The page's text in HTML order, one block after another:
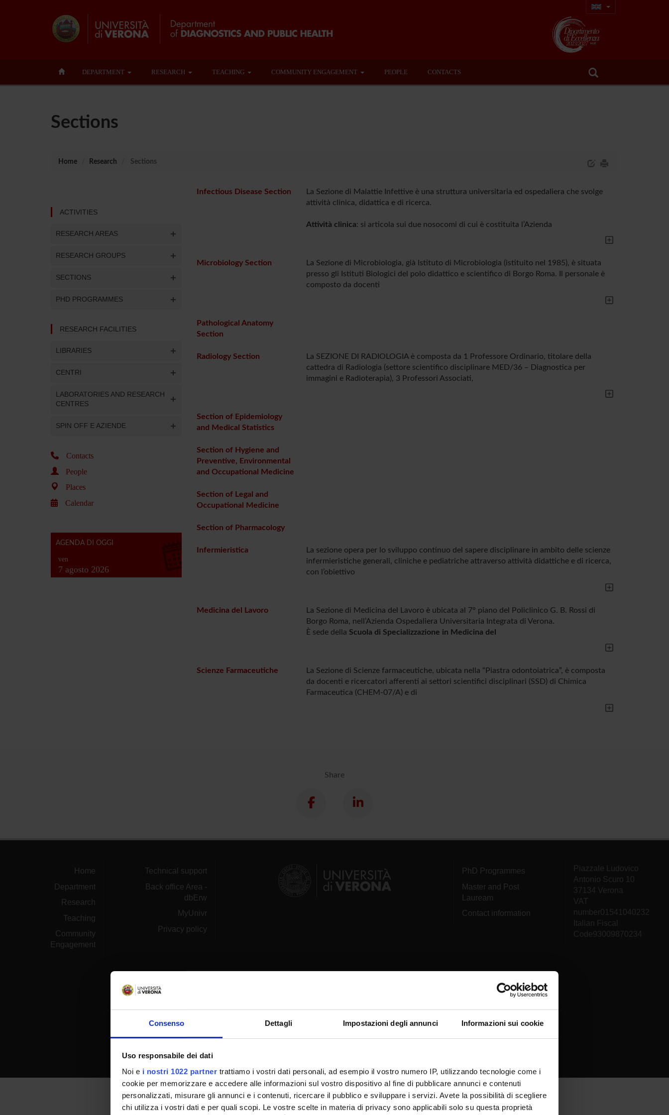
Consenso Dettagli Impostazioni degli annunci Informazioni sui cookie
Uso responsabile dei dati
Noi e i nostri 1022 partner trattiamo i vostri dati personali, ad esempio il vostro numero IP, utilizzando tecnologie come i
cookie per memorizzare e accedere alle informazioni sul vostro dispositivo al fine di pubblicare annunci e contenuti
personalizzati, misurare gli annunci e i contenuti, ricercare il pubblico e sviluppare i servizi. Avete la possibilità di scegliere
chi utilizza i vostri dati e per quali scopi. Le vostre scelte in materia di privacy sono applicabili solo su questa proprietà
DEPARTMENT RESEARCH TEACHING COMMUNITY ENGAGEMENT PEOPLE CONTACTS
Sections
Home Research Sections
ACTIVITIES
RESEARCH AREAS
RESEARCH GROUPS
SECTIONS
PHD PROGRAMMES
RESEARCH FACILITIES
LIBRARIES
CENTRI
LABORATORIES AND RESEARCH
CENTRES
SPIN OFF E AZIENDE
Contacts
People
Places
Calendar
AGENDA DI OGGI
ven
7 agosto 2026
Infectious Disease Section
La Sezione di Malattie Infettive è una struttura universitaria ed ospedaliera che svolge
attività clinica, didattica e di ricerca.
Attività clinica: si articola sui due nosocomi di cui è costituita l’Azienda
Microbiology Section
La Sezione di Microbiologia, già Istituto di Microbiologia (istituito nel 1985), è situata
presso gli Istituti Biologici del polo didattico e scientifico di Borgo Roma. Il personale è
composto da docenti
Pathological Anatomy
Section
Radiology Section
La SEZIONE DI RADIOLOGIA è composta da 1 Professore Ordinario, titolare della
cattedra di Radiologia (settore scientifico disciplinare MED/36 – Diagnostica per
immagini e Radioterapia), 3 Professori Associati,
Section of Epidemiology
and Medical Statistics
Section of Hygiene and
Preventive, Environmental
and Occupational Medicine
Section of Legal and
Occupational Medicine
Section of Pharmacology
Infermieristica
La sezione opera per lo sviluppo continuo del sapere disciplinare in ambito delle scienze
infermieristiche generali, cliniche e pediatriche attraverso attività didattiche e di ricerca,
con l’obiettivo
Medicina del Lavoro
La Sezione di Medicina del Lavoro è ubicata al 7° piano del Policlinico G. B. Rossi di
Borgo Roma, nell’Azienda Ospedaliera Universitaria Integrata di Verona.
È sede della Scuola di Specializzazione in Medicina del
Scienze Farmaceutiche
La Sezione di Scienze farmaceutiche, ubicata nella “Piastra odontoiatrica”, è composta
da docenti e ricercatori afferenti ai settori scientifici disciplinari (SSD) di Chimica
Farmaceutica (CHEM-07/A) e di
Share
Home
Department
Research
Teaching
Community
Engagement
Technical support
Back office Area -
dbErw
MyUnivr
Privacy policy
PhD Programmes
Master and Post
Lauream
Contact information
Piazzale Ludovico
Antonio Scuro 10
37134 Verona
VAT
number01541040232
Italian Fiscal
Code93009870234